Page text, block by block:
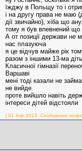
їжджу в Польщу то і
і на другу права не маю
дії звичайно), хіба що
тому я був впевнений що
А от позиції держави не
нас плазуюча
я це відчув майже рік
разом з іншими 13-ма
Класичної гімназії
Варшаві
мені тоді казали не
не вийде
проте вийшло навіть
інтереси дітей відстояли
[ 01 Апр 2013: Сообщение